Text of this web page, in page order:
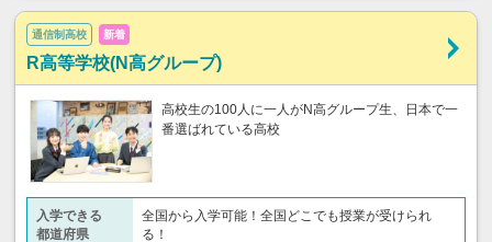
通信制高校 新着
R高等学校(N高グループ)
高校生の100人に一人がN高グループ生、日本で一
番選ばれている高校
入学できる
都道府県
全国から入学可能！全国どこでも授業が受けられ
る！